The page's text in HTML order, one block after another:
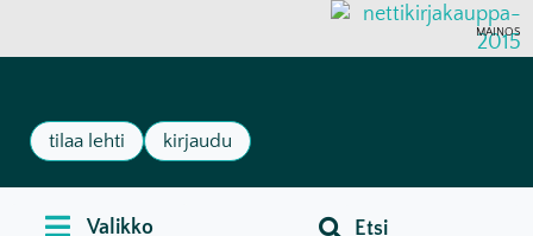
MAINOS
tilaa lehti kirjaudu